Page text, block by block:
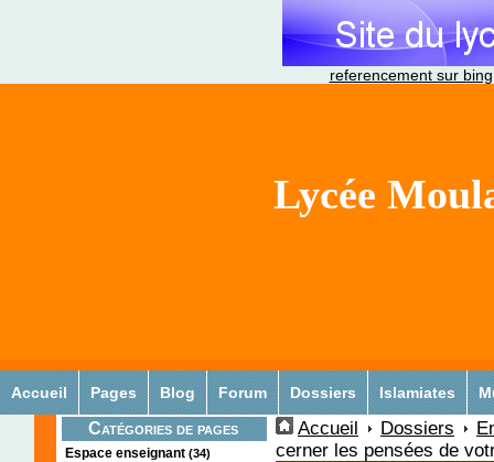
referencement sur bing
Lycée
Accueil Pages Blog Forum Dossiers Islamiates
Catégories de pages
Espace enseignant (34)
Accueil Dossiers
cerner les pensées de